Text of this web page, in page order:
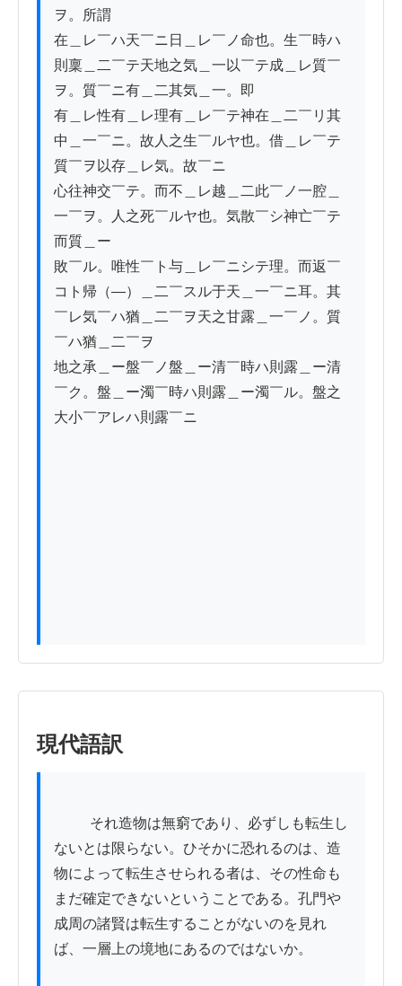
ヲ。所謂
在＿レ￣ハ天￣ニ日＿レ￣ノ命也。生￣時ハ
則稟＿二￣テ天地之気＿一以￣テ成＿レ質￣
ヲ。質￣ニ有＿二其気＿一。即
有＿レ性有＿レ理有＿レ￣テ神在＿二￣リ其
中＿一￣ニ。故人之生￣ルヤ也。借＿レ￣テ
質￣ヲ以存＿レ気。故￣ニ
心往神交￣テ。而不＿レ越＿二此￣ノ一腔＿
一￣ヲ。人之死￣ルヤ也。気散￣シ神亡￣テ
而質＿ー
敗￣ル。唯性￣ト与＿レ￣ニシテ理。而返￣
コト帰（―）＿二￣スル于天＿一￣ニ耳。其
￣レ気￣ハ猶＿二￣ヲ天之甘露＿一￣ノ。質
￣ハ猶＿二￣ヲ
地之承＿ー盤￣ノ盤＿ー清￣時ハ則露＿ー清
￣ク。盤＿ー濁￣時ハ則露＿ー濁￣ル。盤之
大小￣アレハ則露￣ニ
現代語訳
ないとは限らない。ひそかに恐れるのは、造
物によって転生させられる者は、その性命も
まだ確定できないということである。孔門や
成周の諸賢は転生することがないのを見れ
ば、一層上の境地にあるのではないか。